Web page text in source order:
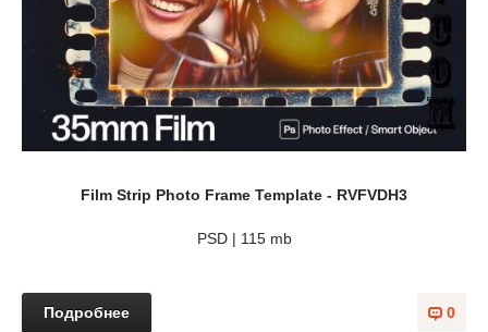
Film Strip Photo Frame Template - RVFVDH3
PSD | 115 mb
0
Подробнее